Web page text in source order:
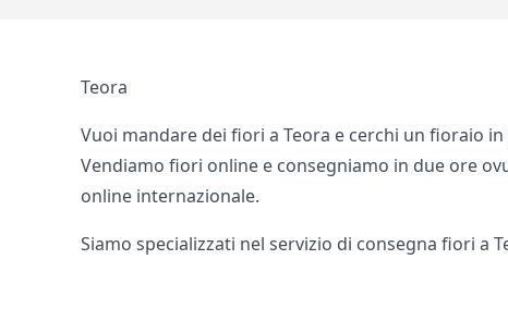
Teora
Vuoi mandare dei fiori a Teora e cerchi un fioraio
Vendiamo fiori online e consegniamo in due ore
online internazionale.
Siamo specializzati nel servizio di consegna fiori a